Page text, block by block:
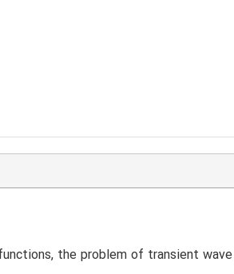
the problem of transient